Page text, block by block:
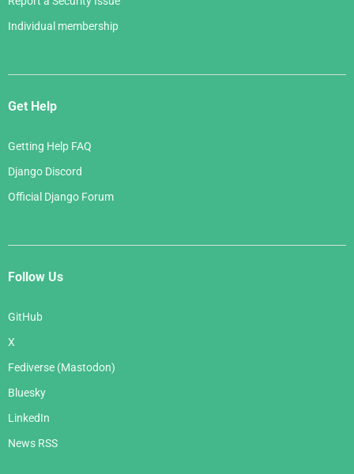
Individual membership
Get Help
Getting Help FAQ
Django Discord
Official Django Forum
Follow Us
GitHub
X
Fediverse (Mastodon)
Bluesky
LinkedIn
News RSS